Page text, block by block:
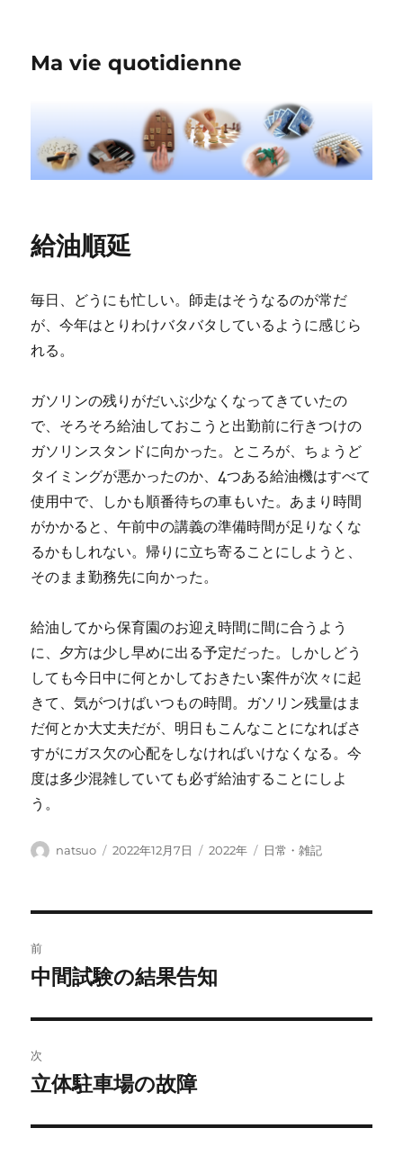
Ma vie quotidienne
給油順延
毎日、どうにも忙しい。師走はそうなるのが常だ
が、今年はとりわけバタバタしているように感じら
れる。
ガソリンの残りがだいぶ少なくなってきていたの
で、そろそろ給油しておこうと出勤前に行きつけの
ガソリンスタンドに向かった。ところが、ちょうど
タイミングが悪かったのか、4つある給油機はすべて
使用中で、しかも順番待ちの車もいた。あまり時間
がかかると、午前中の講義の準備時間が足りなくな
るかもしれない。帰りに立ち寄ることにしようと、
そのまま勤務先に向かった。
給油してから保育園のお迎え時間に間に合うよう
に、夕方は少し早めに出る予定だった。しかしどう
しても今日中に何とかしておきたい案件が次々に起
きて、気がつけばいつもの時間。ガソリン残量はま
だ何とか大丈夫だが、明日もこんなことになればさ
すがにガス欠の心配をしなければいけなくなる。今
度は多少混雑していても必ず給油することにしよ
う。
投
natsuo
投
2022年12月7日
カ
2022年
タ
日常・雑記
稿
ビ
ゲ
ー
前
前
投
稿:
中間試験の結果告知
次
次
投
立体駐車場の故障